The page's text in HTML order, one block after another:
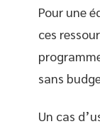
Pour une
ces
sans
Un cas